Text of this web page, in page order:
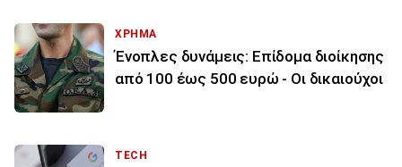
ΧΡΗΜΑ
Ένοπλες δυνάμεις: Επίδομα διοίκησης
από 100 έως 500 ευρώ - Οι δικαιούχοι
TECH